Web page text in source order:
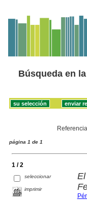
Búsqueda en
página 1 de 1
1 / 2
seleccionar
imprimir